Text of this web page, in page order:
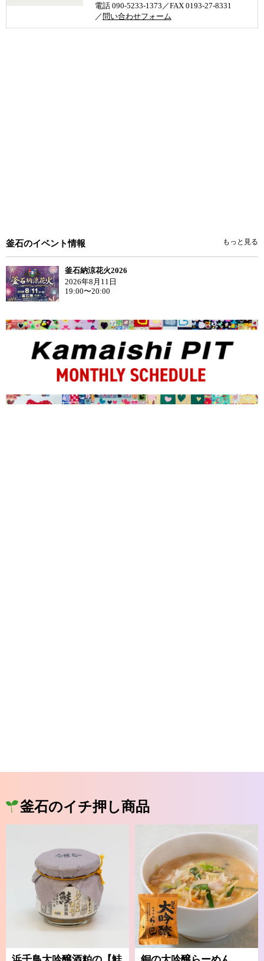
電話 090-5233-1373／FAX 0193-27-8331
／ 問い合わせフォーム
釜石のイベント情報 もっと見る
釜石納涼花火2026
2026年8月11日
19:00〜20:00
釜石のイチ押し商品